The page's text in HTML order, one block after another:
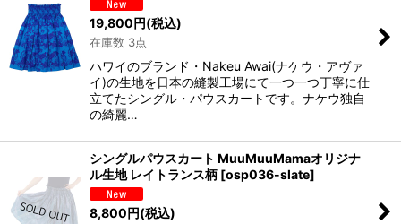
19,800円(税込)
在庫数 3点
ハワイのブランド・Nakeu Awai(ナケウ・アヴァ
イ)の生地を日本の縫製工場にて一つ一つ丁寧に仕
立てたシングル・パウスカートです。ナケウ独自
の綺麗…
シングルパウスカート MuuMuuMamaオリジナ
ル生地 レイトランス柄 [osp036-slate]
8,800円(税込)